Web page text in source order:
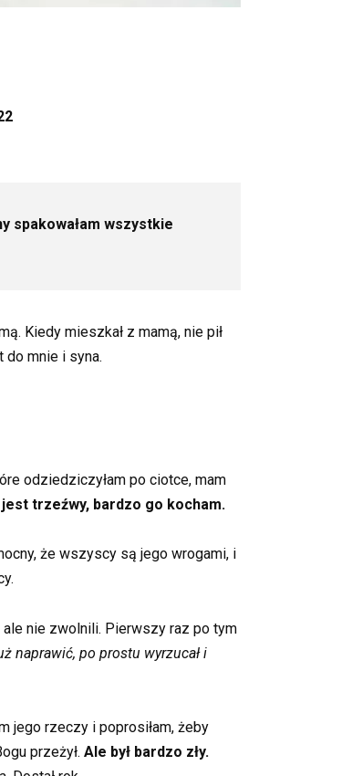
spakowałam wszystkie
Kiedy mieszkał z mamą, nie pił
do mnie i syna.
odziedziczyłam po ciotce, mam
jest trzeźwy, bardzo go kocham.
że wszyscy są jego wrogami, i
ale nie zwolnili. Pierwszy raz po tym
naprawić, po prostu wyrzucał i
jego rzeczy i poprosiłam, żeby
przeżył. Ale był bardzo zły.